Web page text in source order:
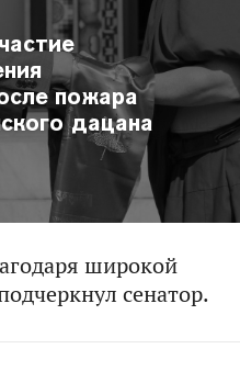
пожара
дацана
широкой
сенатор.